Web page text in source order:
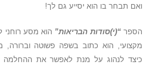
ואם תבחר בו הוא יסייע גם לך!
הספר “(י)סודות הבריאות” הוא מסע רוחני
מקצועי, הוא כתוב בשפה פשוטה וברורה,
כיצד לנהוג על מנת לאפשר את ההחלמה